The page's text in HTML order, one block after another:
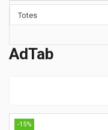
AdTab
-15%